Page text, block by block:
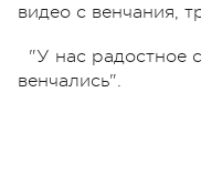
видео с венчания,
"У нас радостное
венчались".